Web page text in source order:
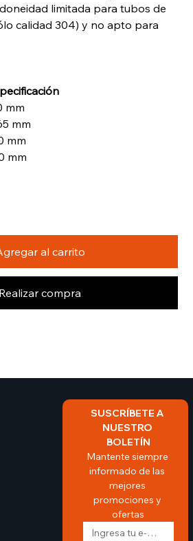
limitada para tubos de
calidad 304) y no apto para
mm
mm
mm
mm
al carrito
Realizar compra
SUSCRÍBETE A
NUESTRO
BOLETÍN
Mantente siempre
informado de las
mejores
promociones y
ofertas